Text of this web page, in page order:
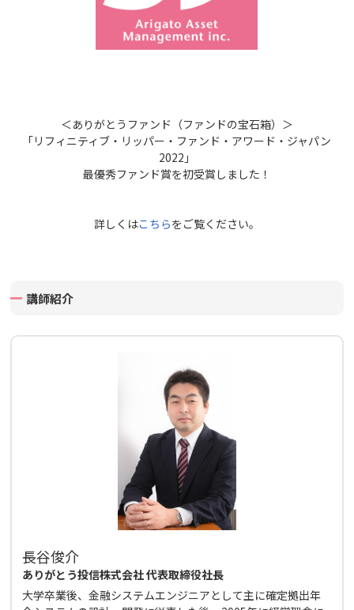
＜ありがとうファンド（ファンドの宝石箱）＞
「リフィニティブ・リッパー・ファンド・アワード・ジャパン
2022」
最優秀ファンド賞を初受賞しました！
詳しくはこちらをご覧ください。
講師紹介
長谷俊介
ありがとう投信株式会社 代表取締役社長
大学卒業後、金融システムエンジニアとして主に確定拠出年